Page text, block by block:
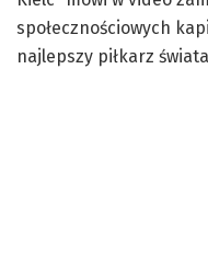
społecznościowych
najlepszy piłkarz